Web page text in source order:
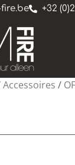
+32
Accessoires /